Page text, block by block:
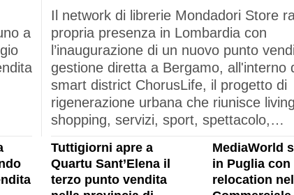
a
Il network di librerie Mondadori Store
propria presenza in Lombardia con
l’inaugurazione di un nuovo punto
gestione diretta a Bergamo, all'interno
smart district ChorusLife, il progetto di
rigenerazione urbana che riunisce
shopping, servizi, sport, spettacolo,…
Tuttigiorni apre a
Quartu Sant’Elena il
terzo punto vendita
MediaWorld
in Puglia con
relocation